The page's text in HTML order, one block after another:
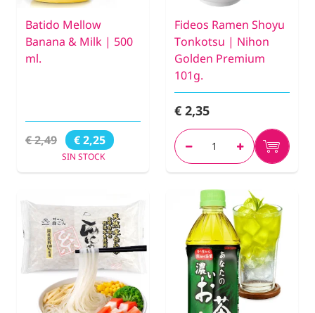
Batido Mellow
Banana & Milk | 500
ml.
€ 2,49 € 2,25
SIN STOCK
Fideos Ramen Shoyu
Tonkotsu | Nihon
Golden Premium
101g.
€ 2,35